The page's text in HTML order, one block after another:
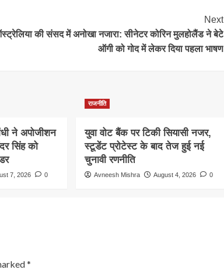
Next
की संसद में अनोखा नजारा: सीनेटर कोरिन मुलहोलैंड ने बेटे
ऑगी को गोद में लेकर दिया पहला भाषण
ने अपोजीशन
सिंह को
7, 2026 0
राजनीति
युवा वोट बैंक पर टिकी सियासी नजर,
स्टूडेंट प्रोटेस्ट के बाद तेज हुई नई
चुनावी रणनीति
Avneesh Mishra August 4, 2026 0
*